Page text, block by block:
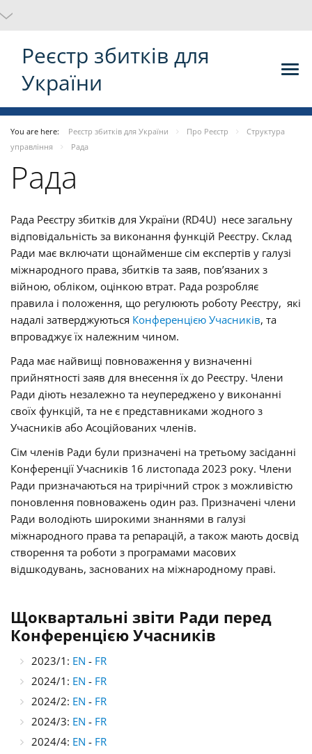
Реєстр збитків для
України
You are here: Реєстр збитків для України Про Реєстр
Структура
управління
Рада
Рада
Рада Реєстру збитків для України (RD4U) несе загальну
відповідальність за виконання функцій Реєстру. Склад
Ради має включати щонайменше сім експертів у галузі
міжнародного права, збитків та заяв, пов’язаних з
війною, обліком, оцінкою втрат. Рада розробляє
правила і положення, що регулюють роботу Реєстру, які
надалі затверджуються Конференцією Учасників, та
впроваджує їх належним чином.
Рада має найвищі повноваження у визначенні
прийнятності заяв для внесення їх до Реєстру. Члени
Ради діють незалежно та неупереджено у виконанні
своїх функцій, та не є представниками жодного з
Учасників або Асоційованих членів.
Сім членів Ради були призначені на третьому засіданні
Конференції Учасників 16 листопада 2023 року. Члени
Ради призначаються на трирічний строк з можливістю
поновлення повноважень один раз. Призначені члени
Ради володіють широкими знаннями в галузі
міжнародного права та репарацій, а також мають досвід
створення та роботи з програмами масових
відшкодувань, заснованих на міжнародному праві.
Щоквартальні звіти Ради перед
Конференцією Учасників
2023/1: EN - FR
2024/1: EN - FR
2024/2: EN - FR
2024/3: EN - FR
2024/4: EN - FR